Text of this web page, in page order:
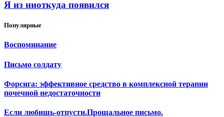
Я из ниоткуда появился
Популярные
Воспоминание
Письмо солдату
Форсига: эффективное средство в комплексной терапии
почечной недостаточности
Если любишь-отпусти.Прощальное письмо.